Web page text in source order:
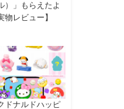
）」もらえたよ
物レビュー】
ドナルドハッピ